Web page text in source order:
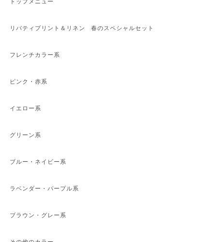
トップメニュー
リバティプリント＆リネン 春のスペシャルセット
フレンチカラー系
ピンク ・赤系
イエロー系
グリーン系
ブルー・ネイビー系
ラベンダー・パープル系
ブラウン・グレー系